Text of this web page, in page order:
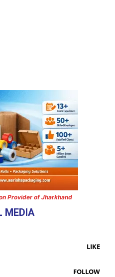
Provider of Jharkhand
MEDIA
LIKE
FOLLOW